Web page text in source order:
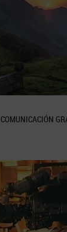
COMUNICACIÓN